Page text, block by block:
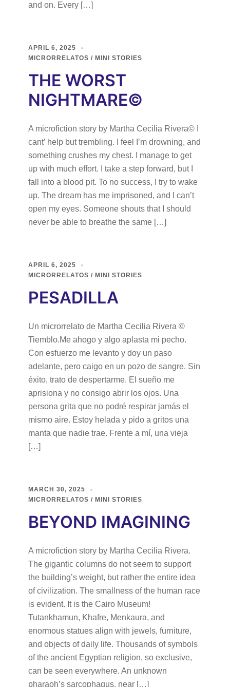
and on. Every […]
APRIL 6, 2025
MICRORRELATOS / MINI STORIES
THE WORST
NIGHTMARE©
A microfiction story by Martha Cecilia Rivera© I
cant’ help but trembling. I feel I’m drowning, and
something crushes my chest. I manage to get
up with much effort. I take a step forward, but I
fall into a blood pit. To no success, I try to wake
up. The dream has me imprisoned, and I can’t
open my eyes. Someone shouts that I should
never be able to breathe the same […]
APRIL 6, 2025
MICRORRELATOS / MINI STORIES
PESADILLA
Un microrrelato de Martha Cecilia Rivera ©
Tiemblo.Me ahogo y algo aplasta mi pecho.
Con esfuerzo me levanto y doy un paso
adelante, pero caigo en un pozo de sangre. Sin
éxito, trato de despertarme. El sueño me
aprisiona y no consigo abrir los ojos. Una
persona grita que no podré respirar jamás el
mismo aire. Estoy helada y pido a gritos una
manta que nadie trae. Frente a mí, una vieja
[…]
MARCH 30, 2025
MICRORRELATOS / MINI STORIES
BEYOND IMAGINING
A microfiction story by Martha Cecilia Rivera.
The gigantic columns do not seem to support
the building’s weight, but rather the entire idea
of civilization. The smallness of the human race
is evident. It is the Cairo Museum!
Tutankhamun, Khafre, Menkaura, and
enormous statues align with jewels, furniture,
and objects of daily life. Thousands of symbols
of the ancient Egyptian religion, so exclusive,
can be seen everywhere. An unknown
pharaoh’s sarcophagus, near […]